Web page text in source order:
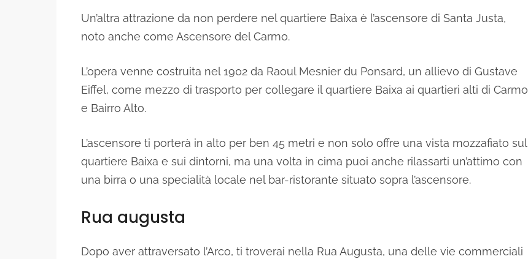
Un’altra attrazione da non perdere nel quartiere Baixa è l’ascensore di Santa Justa,
noto anche come Ascensore del Carmo.
L’opera venne costruita nel 1902 da Raoul Mesnier du Ponsard, un allievo di Gustave
Eiffel, come mezzo di trasporto per collegare il quartiere Baixa ai quartieri alti di Carmo
e Bairro Alto.
L’ascensore ti porterà in alto per ben 45 metri e non solo offre una vista mozzafiato sul
quartiere Baixa e sui dintorni, ma una volta in cima puoi anche rilassarti un’attimo con
una birra o una specialità locale nel bar-ristorante situato sopra l’ascensore.
Rua augusta
Dopo aver attraversato l’Arco, ti troverai nella Rua Augusta, una delle vie commerciali